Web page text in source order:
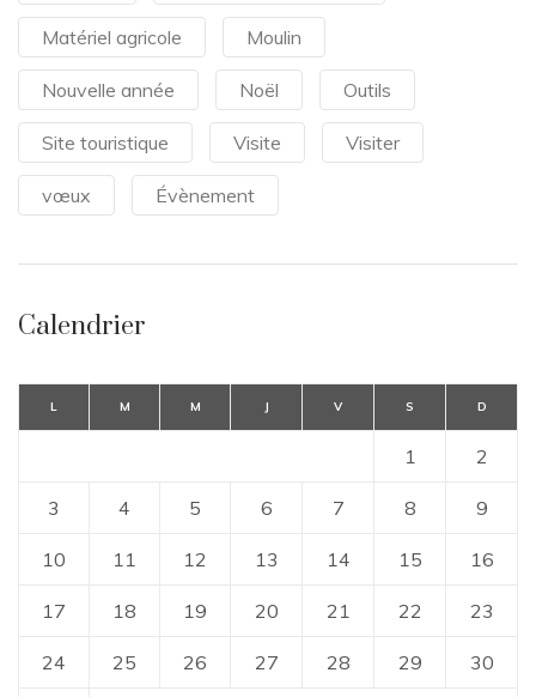
Matériel agricole Moulin
Nouvelle année Noël Outils
Site touristique Visite Visiter
vœux Évènement
Calendrier
L M M J V S D
1 2
3 4 5 6 7 8 9
10 11 12 13 14 15 16
17 18 19 20 21 22 23
24 25 26 27 28 29 30